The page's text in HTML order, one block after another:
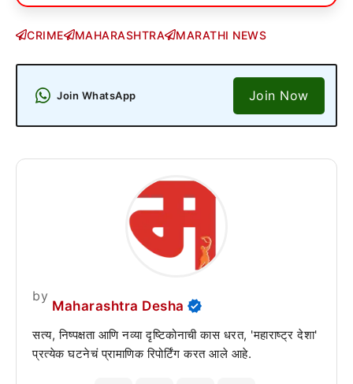
CRIME MAHARASHTRA MARATHI NEWS
Join WhatsApp Join Now
by
Maharashtra Desha
सत्य, निष्पक्षता आणि नव्या दृष्टिकोनाची कास धरत, 'महाराष्ट्र देशा'
प्रत्येक घटनेचं प्रामाणिक रिपोर्टिंग करत आले आहे.